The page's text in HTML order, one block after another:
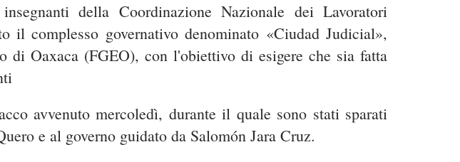
della Coordinazione Nazionale dei Lavoratori
il complesso governativo denominato «Ciudad Judicial»,
di Oaxaca (FGEO), con l'obiettivo di esigere che sia fatta
avvenuto mercoledì, durante il quale sono stati sparati
e al governo guidato da Salomón Jara Cruz.